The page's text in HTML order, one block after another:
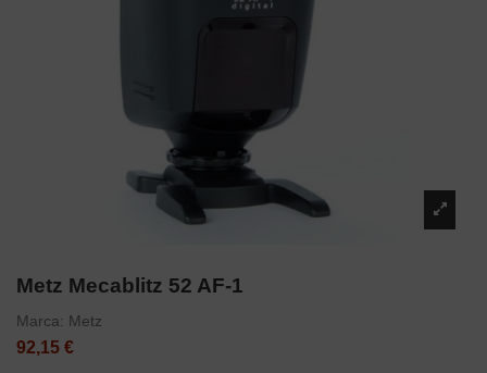
Metz Mecablitz 52 AF-1
Marca: Metz
92,15 €